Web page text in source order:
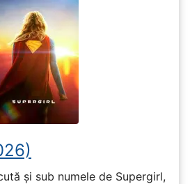
și sub numele de Supergirl,